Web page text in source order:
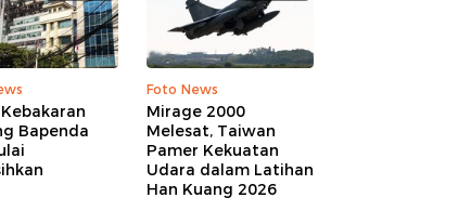
Bapenda
Foto News
Mirage 2000
Melesat, Taiwan
Pamer Kekuatan
Udara dalam Latihan
Han Kuang 2026